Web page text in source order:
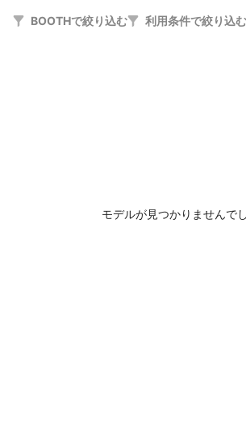
BOOTHで絞り込む 利用条件で絞り込む
モデルが見つかりませんで